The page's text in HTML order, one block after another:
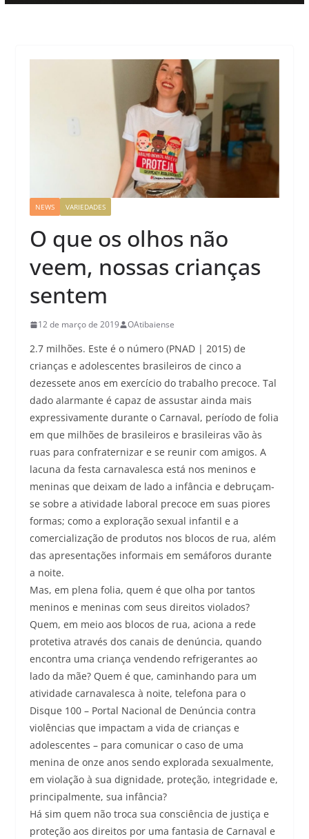
NEWS VARIEDADES
O que os olhos não
veem, nossas crianças
sentem
12 de março de 2019 OAtibaiense
2.7 milhões. Este é o número (PNAD | 2015) de
crianças e adolescentes brasileiros de cinco a
dezessete anos em exercício do trabalho precoce. Tal
dado alarmante é capaz de assustar ainda mais
expressivamente durante o Carnaval, período de folia
em que milhões de brasileiros e brasileiras vão às
ruas para confraternizar e se reunir com amigos. A
lacuna da festa carnavalesca está nos meninos e
meninas que deixam de lado a infância e debruçam-
se sobre a atividade laboral precoce em suas piores
formas; como a exploração sexual infantil e a
comercialização de produtos nos blocos de rua, além
das apresentações informais em semáforos durante
a noite.
Mas, em plena folia, quem é que olha por tantos
meninos e meninas com seus direitos violados?
Quem, em meio aos blocos de rua, aciona a rede
protetiva através dos canais de denúncia, quando
encontra uma criança vendendo refrigerantes ao
lado da mãe? Quem é que, caminhando para um
atividade carnavalesca à noite, telefona para o
Disque 100 – Portal Nacional de Denúncia contra
violências que impactam a vida de crianças e
adolescentes – para comunicar o caso de uma
menina de onze anos sendo explorada sexualmente,
em violação à sua dignidade, proteção, integridade e,
principalmente, sua infância?
Há sim quem não troca sua consciência de justiça e
proteção aos direitos por uma fantasia de Carnaval e